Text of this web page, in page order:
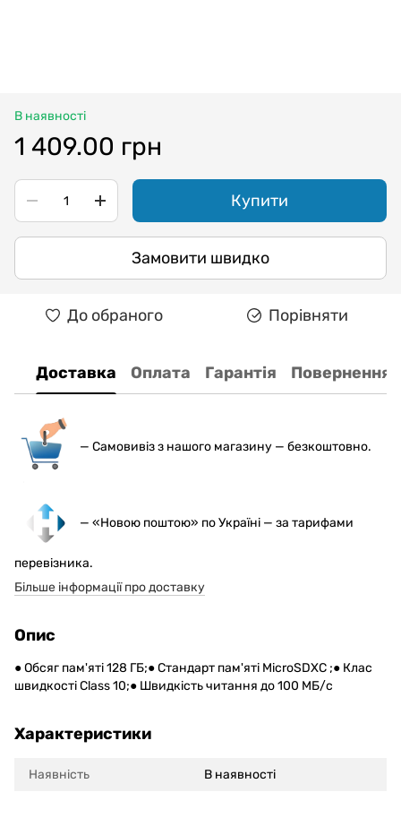
В наявності
1 409.00 грн
Купити
Замовити швидко
До обраного Порівняти
Доставка Оплата Гарантія Повернення
— Самовивіз з нашого магазину — безкоштовно.
— «Новою поштою» по Україні — за тарифами
перевізника.
Більше інформації про доставку
Опис
● Обсяг пам'яті 128 ГБ;● Стандарт пам'яті MicroSDXC ;● Клас
швидкості Class 10;● Швидкість читання до 100 МБ/с
Характеристики
Наявність В наявності